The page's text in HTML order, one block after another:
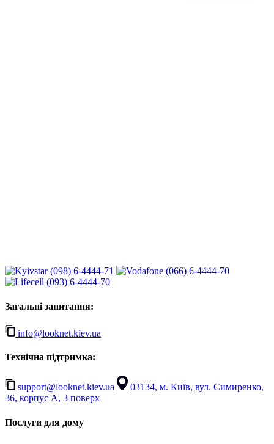
(098) 6-4444-71
(066) 6-4444-70
(093) 6-4444-70
Загальні запитання:
info@looknet.kiev.ua
Технічна підтримка:
support@looknet.kiev.ua
03134, м. Київ, вул. Симиренко,
36, корпус А, 3 поверх
Послуги для дому